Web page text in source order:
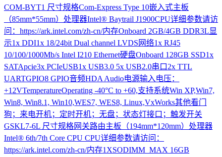
COM-BYT1 尺寸规格Com-Express Type 10嵌入式主板
（85mm*55mm）处理器Intel® Baytrail J1900CPU详细参数请访
问：https://ark.intel.com/zh-cn/内存Onboard 2GB/4GB DDR3L显
示1x DDI1x 18/24bit Dual channel LVDS网络1x RJ45
10/100/1000Mb/s Intel I210 Ethernet硬盘Onboard 128GB SSD1x
SATApcie3x PCIeUSB1x USB3.0 5x USB2.0串口2x TTL
UARTGPIO8 GPIO音频HDA Audio电源输入电压：
+12VTemperatureOperating -40°C to +60,支持系统Win XP,Win7,
Win8, Win8.1, Win10,WES7, WES8, Linux,VxWorks其他看门
狗；来电开机；定时开机；无盘；状态灯接口；触发开关
GSKL7-6L 尺寸规格网关路由主板（194mm*120mm）处理器
Intel® 6th/7th Core CPU CPU详细参数请访问：
https://ark.intel.com/zh-cn/内存1XSODIMM MAX 16GB